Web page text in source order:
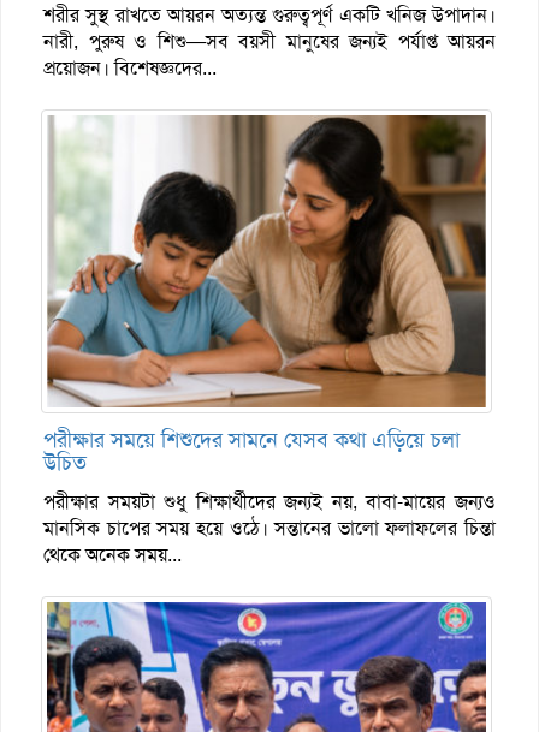
শরীর সুস্থ রাখতে আয়রন অত্যন্ত গুরুত্বপূর্ণ একটি খনিজ উপাদান।
নারী, পুরুষ ও শিশু—সব বয়সী মানুষের জন্যই পর্যাপ্ত আয়রন
প্রয়োজন। বিশেষজ্ঞদের...
পরীক্ষার সময়ে শিশুদের সামনে যেসব কথা এড়িয়ে চলা
উচিত
পরীক্ষার সময়টা শুধু শিক্ষার্থীদের জন্যই নয়, বাবা-মায়ের জন্যও
মানসিক চাপের সময় হয়ে ওঠে। সন্তানের ভালো ফলাফলের চিন্তা
থেকে অনেক সময়...